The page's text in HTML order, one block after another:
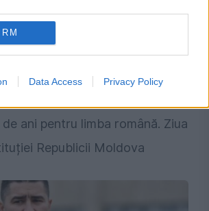
Data Access Privacy Policy
ani pentru limba română. Ziua
Republicii Moldova